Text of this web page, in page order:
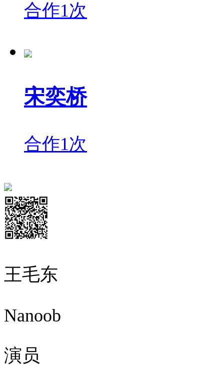
合作1次
宋奕桥
合作1次
王毛东
Nanoob
演员